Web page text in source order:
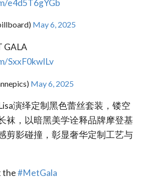
e4d5T6gYGb
May 6, 2025
GALA
SxxF0kwILv
May 6, 2025
演绎定制黑色蕾丝套装，镂空
袜，以暗黑美学诠释品牌摩登基
剪影碰撞，彰显奢华定制工艺与
the#MetGala